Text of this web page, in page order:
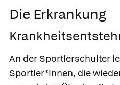
Die Erkrankung
An der Sportlerschulter
Sportler*innen, die